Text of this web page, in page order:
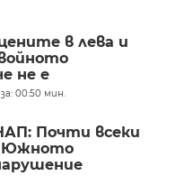
в лева и
не е
00:50 мин.
Почти всеки
Южното